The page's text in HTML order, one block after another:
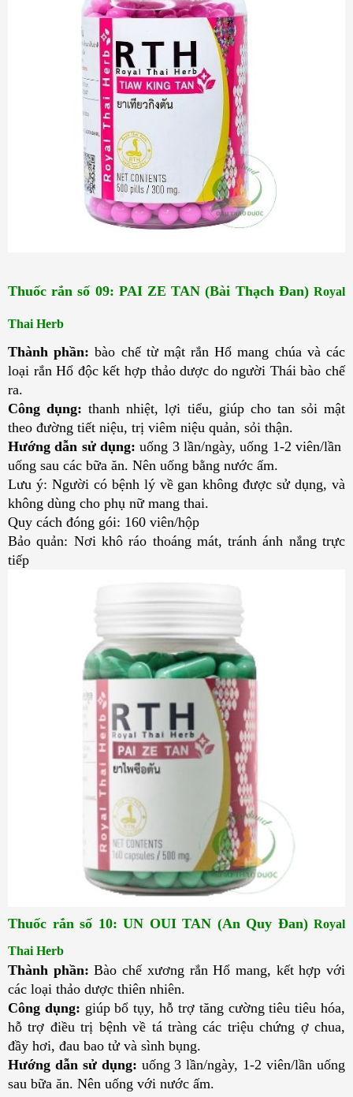
Thuốc rắn số 09: PAI ZE TAN (Bài Thạch Đan) Royal
Thai Herb
Thành phần:bào chế từ mật rắn Hổ mang chúa và các
loại rắn Hổ độc kết hợp thảo dược do người Thái bào chế
ra.
Công dụng: thanh nhiệt, lợi tiểu, giúp cho tan sỏi mật
theo đường tiết niệu, trị viêm niệu quản, sỏi thận.
Hướng dẫn sử dụng:uống 3 lần/ngày, uống 1-2 viên/lần
uống sau các bữa ăn. Nên uống bằng nước ấm.
Lưu ý: Người có bệnh lý về gan không được sử dụng, và
không dùng cho phụ nữ mang thai.
Quy cách đóng gói: 160 viên/hộp
Bảo quản: Nơi khô ráo thoáng mát, tránh ánh nắng trực
tiếp
Thuốc rắn số 10: UN OUI TAN (An Quy Đan) Royal
Thai Herb
Thành phần: Bào chế xương rắn Hổ mang, kết hợp với
các loại thảo dược thiên nhiên.
Công dụng: giúp bổ tụy, hỗ trợ tăng cường tiêu tiêu hóa,
hỗ trợ điều trị bệnh về tá tràng các triệu chứng ợ chua,
đầy hơi, đau bao tử và sình bụng.
Hướng dẫn sử dụng: uống 3 lần/ngày, 1-2 viên/lần uống
sau bữa ăn. Nên uống với nước ấm.